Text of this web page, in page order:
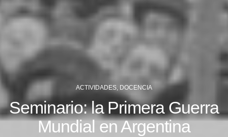
ACTIVIDADES, DOCENCIA
Seminario: la Primera Guerra
Mundial en Argentina